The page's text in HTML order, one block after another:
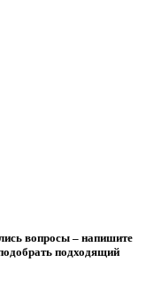
вопросы – напишите
подходящий